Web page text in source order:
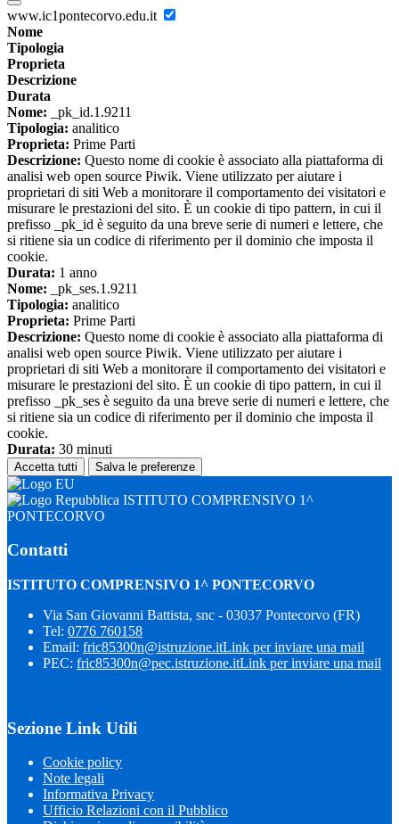
www.ic1pontecorvo.edu.it
Nome
Tipologia
Proprieta
Descrizione
Durata
Nome: _pk_id.1.9211
Tipologia: analitico
Proprieta: Prime Parti
Descrizione: Questo nome di cookie è associato alla piattaforma di
analisi web open source Piwik. Viene utilizzato per aiutare i
proprietari di siti Web a monitorare il comportamento dei visitatori e
misurare le prestazioni del sito. È un cookie di tipo pattern, in cui il
prefisso _pk_id è seguito da una breve serie di numeri e lettere, che
si ritiene sia un codice di riferimento per il dominio che imposta il
cookie.
Durata: 1 anno
Nome: _pk_ses.1.9211
Tipologia: analitico
Proprieta: Prime Parti
Descrizione: Questo nome di cookie è associato alla piattaforma di
analisi web open source Piwik. Viene utilizzato per aiutare i
proprietari di siti Web a monitorare il comportamento dei visitatori e
misurare le prestazioni del sito. È un cookie di tipo pattern, in cui il
prefisso _pk_ses è seguito da una breve serie di numeri e lettere, che
si ritiene sia un codice di riferimento per il dominio che imposta il
cookie.
Durata: 30 minuti
Accetta tutti Salva le preferenze
ISTITUTO COMPRENSIVO 1^
PONTECORVO
Contatti
ISTITUTO COMPRENSIVO 1^ PONTECORVO
Via San Giovanni Battista, snc - 03037 Pontecorvo (FR)
Tel: 0776 760158
Email: fric85300n@istruzione.itLink per inviare una mail
PEC: fric85300n@pec.istruzione.itLink per inviare una mail
Sezione Link Utili
Cookie policy
Note legali
Informativa Privacy
Ufficio Relazioni con il Pubblico